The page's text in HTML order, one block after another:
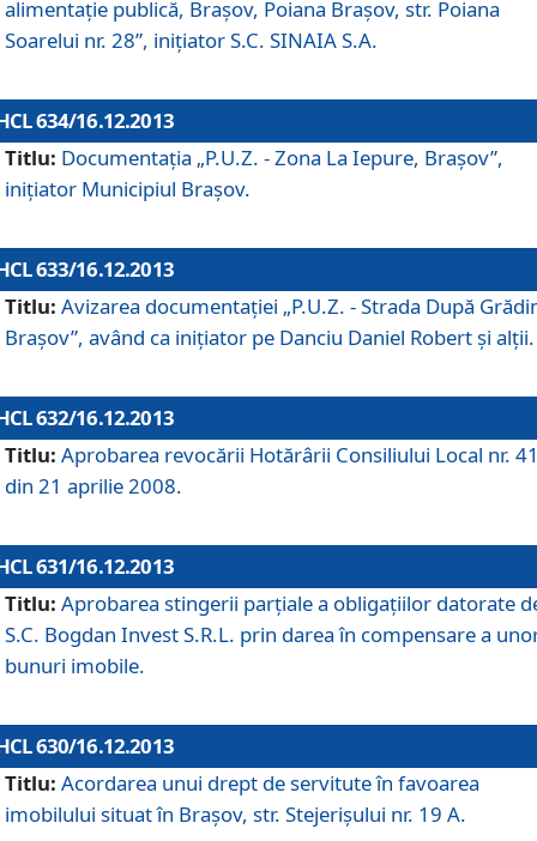
alimentaţie publică, Braşov, Poiana Braşov, str. Poiana
Soarelui nr. 28”, iniţiator S.C. SINAIA S.A.
634/16.12.2013
Titlu: Documentaţia „P.U.Z. - Zona La Iepure, Braşov”,
iniţiator Municipiul Braşov.
633/16.12.2013
Titlu: Avizarea documentaţiei „P.U.Z. - Strada După
Braşov”, având ca iniţiator pe Danciu Daniel Robert şi alţii.
632/16.12.2013
Titlu: Aprobarea revocării Hotărârii Consiliului Local nr.
din 21 aprilie 2008.
631/16.12.2013
Titlu: Aprobarea stingerii parţiale a obligaţiilor datorate
S.C. Bogdan Invest S.R.L. prin darea în compensare a
bunuri imobile.
630/16.12.2013
Titlu: Acordarea unui drept de servitute în favoarea
imobilului situat în Braşov, str. Stejerişului nr. 19 A.